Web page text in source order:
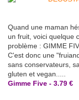
Quand une maman
un fruit, voici quelque
problème : GIMME
C'est donc une
sans conservateurs,
gluten et vegan.....
Gimme Five - 3.79 €